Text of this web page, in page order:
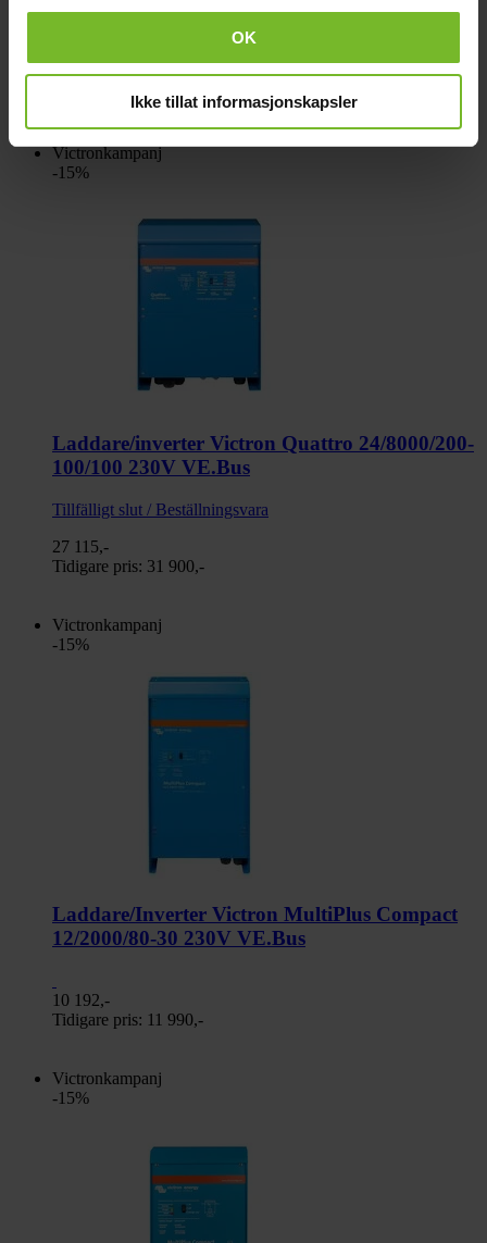
OK
Ikke tillat informasjonskapsler
Victronkampanj
-15%
Laddare/inverter Victron Quattro 24/8000/200-
100/100 230V VE.Bus
Tillfälligt slut / Beställningsvara
27 115,-
Tidigare pris: 31 900,-
Victronkampanj
-15%
Laddare/Inverter Victron MultiPlus Compact
12/2000/80-30 230V VE.Bus
10 192,-
Tidigare pris: 11 990,-
Victronkampanj
-15%